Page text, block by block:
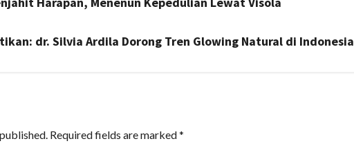
dr. Silvia Ardila Dorong Tren Glowing Natural di Indonesia
Required fields are marked*